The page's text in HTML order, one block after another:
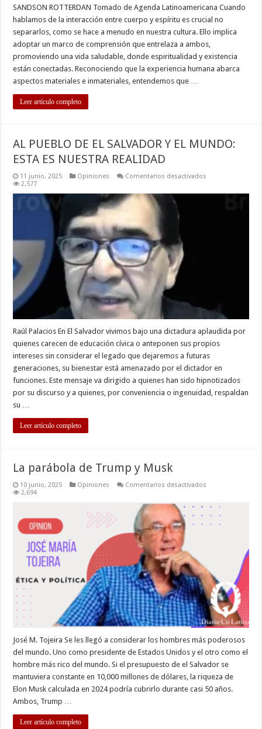
SANDSON ROTTERDAN Tomado de Agenda Latinoamericana Cuando
hablamos de la interacción entre cuerpo y espíritu es crucial no
separarlos, como se hace a menudo en nuestra cultura. Ello implica
adoptar un marco de comprensión que entrelaza a ambos,
promoviendo una vida saludable, donde espiritualidad y existencia
están conectadas. Reconociendo que la experiencia humana abarca
aspectos materiales e inmateriales, entendemos que …
Leer artículo completo
AL PUEBLO DE EL SALVADOR Y EL MUNDO:
ESTA ES NUESTRA REALIDAD
11 junio, 2025 Opiniones Comentarios desactivados
2,577
Raúl Palacios En El Salvador vivimos bajo una dictadura aplaudida por
quienes carecen de educación cívica o anteponen sus propios
intereses sin considerar el legado que dejaremos a futuras
generaciones, su bienestar está amenazado por el dictador en
funciones. Este mensaje va dirigido a quienes han sido hipnotizados
por su discurso y a quienes, por conveniencia o ingenuidad, respaldan
su …
Leer artículo completo
La parábola de Trump y Musk
10 junio, 2025 Opiniones Comentarios desactivados
de
Trump
2,694
José M. Tojeira Se les llegó a considerar los hombres más poderosos
del mundo. Uno como presidente de Estados Unidos y el otro como el
hombre más rico del mundo. Si el presupuesto de el Salvador se
mantuviera constante en 10,000 millones de dólares, la riqueza de
Elon Musk calculada en 2024 podría cubrirlo durante casi 50 años.
Ambos, Trump …
Leer artículo completo